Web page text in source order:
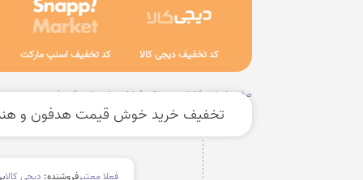
کد تخفیف دیجی کالا کد تخفیف اسنپ مارکت
صفحه اصلی لوازم دیجیتال رایانه و لپ تاپ هدفون، هدست و
تخفیف خرید خوش قیمت هدفون و
فعلا معتبرفروشنده: دیجی کالا